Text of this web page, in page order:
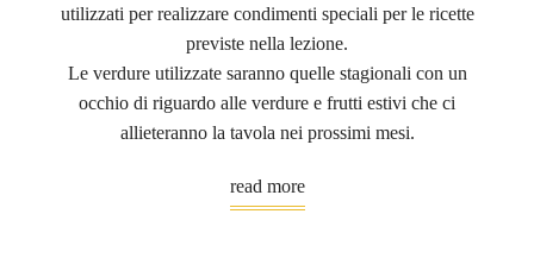
utilizzati per realizzare condimenti speciali per le ricette
previste nella lezione.
Le verdure utilizzate saranno quelle stagionali con un
occhio di riguardo alle verdure e frutti estivi che ci
allieteranno la tavola nei prossimi mesi.
read more